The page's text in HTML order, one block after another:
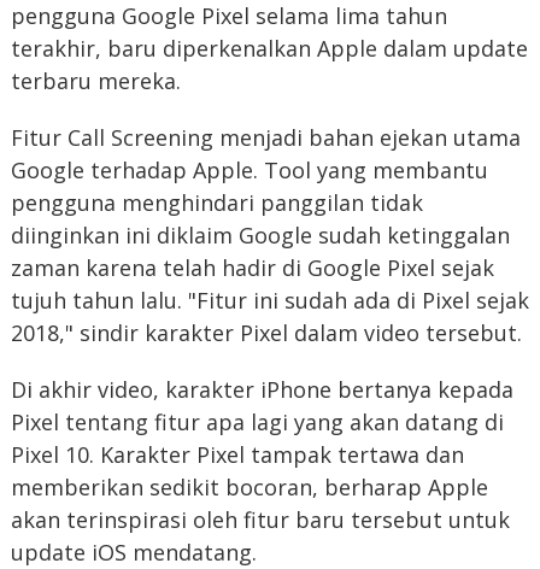
pengguna Google Pixel selama lima tahun
terakhir, baru diperkenalkan Apple dalam update
terbaru mereka.
Fitur Call Screening menjadi bahan ejekan utama
Google terhadap Apple. Tool yang membantu
pengguna menghindari panggilan tidak
diinginkan ini diklaim Google sudah ketinggalan
zaman karena telah hadir di Google Pixel sejak
tujuh tahun lalu. "Fitur ini sudah ada di Pixel sejak
2018," sindir karakter Pixel dalam video tersebut.
Di akhir video, karakter iPhone bertanya kepada
Pixel tentang fitur apa lagi yang akan datang di
Pixel 10. Karakter Pixel tampak tertawa dan
memberikan sedikit bocoran, berharap Apple
akan terinspirasi oleh fitur baru tersebut untuk
update iOS mendatang.